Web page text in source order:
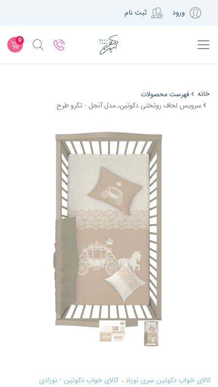
ورود ثبت نام
0
خانه
فهرست محصولات
سرویس لحاف روتختی دکوتین، مدل آنجل - تکرو طرح
کالای خواب دکوتین سری نوزاد کالای خواب دکوتین - نوزادی